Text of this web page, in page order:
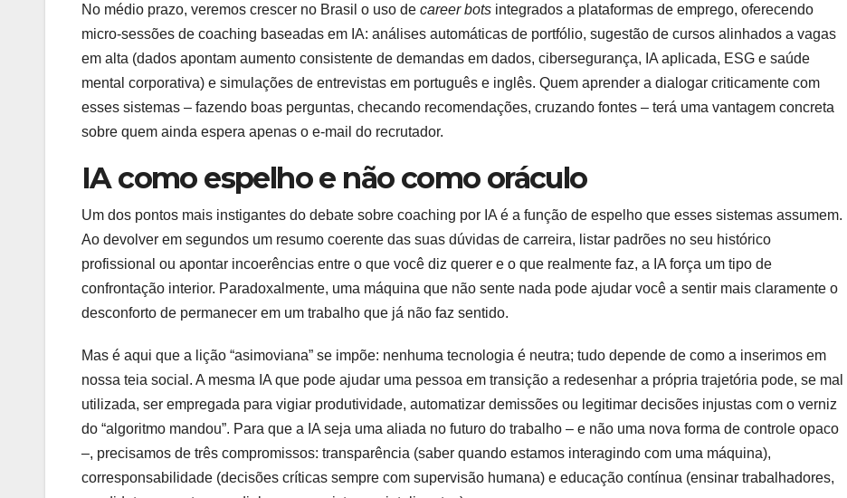
No médio prazo, veremos crescer no Brasil o uso de career bots integrados a plataformas de emprego, oferecendo
micro-sessões de coaching baseadas em IA: análises automáticas de portfólio, sugestão de cursos alinhados a vagas
em alta (dados apontam aumento consistente de demandas em dados, cibersegurança, IA aplicada, ESG e saúde
mental corporativa) e simulações de entrevistas em português e inglês. Quem aprender a dialogar criticamente com
esses sistemas – fazendo boas perguntas, checando recomendações, cruzando fontes – terá uma vantagem concreta
sobre quem ainda espera apenas o e-mail do recrutador.
IA como espelho e não como oráculo
Um dos pontos mais instigantes do debate sobre coaching por IA é a função de espelho que esses sistemas assumem.
Ao devolver em segundos um resumo coerente das suas dúvidas de carreira, listar padrões no seu histórico
profissional ou apontar incoerências entre o que você diz querer e o que realmente faz, a IA força um tipo de
confrontação interior. Paradoxalmente, uma máquina que não sente nada pode ajudar você a sentir mais claramente o
desconforto de permanecer em um trabalho que já não faz sentido.
Mas é aqui que a lição “asimoviana” se impõe: nenhuma tecnologia é neutra; tudo depende de como a inserimos em
nossa teia social. A mesma IA que pode ajudar uma pessoa em transição a redesenhar a própria trajetória pode, se mal
utilizada, ser empregada para vigiar produtividade, automatizar demissões ou legitimar decisões injustas com o verniz
do “algoritmo mandou”. Para que a IA seja uma aliada no futuro do trabalho – e não uma nova forma de controle opaco
–, precisamos de três compromissos: transparência (saber quando estamos interagindo com uma máquina),
corresponsabilidade (decisões críticas sempre com supervisão humana) e educação contínua (ensinar trabalhadores,